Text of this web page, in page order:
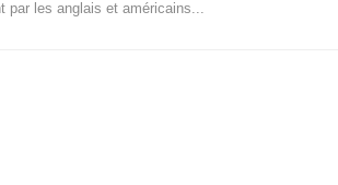
par les anglais et américains...